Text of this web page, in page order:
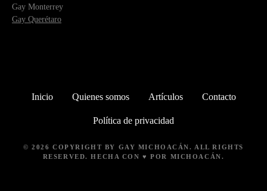
Gay Monterrey
Gay Querétaro
Inicio Quienes somos Artículos Contacto
Política de privacidad
© 2026 COPYRIGHT BY GAY MICHOACÁN. ALL RIGHTS
RESERVED. HECHA CON ♥ POR MICHOACÁN.